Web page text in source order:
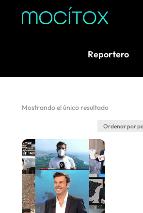
Reportero
Mostrando el único resultado